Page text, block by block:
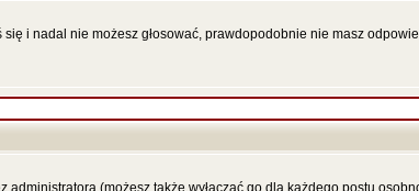
i nadal nie możesz głosować, prawdopodobnie nie masz
(możesz także wyłączać go dla każdego postu